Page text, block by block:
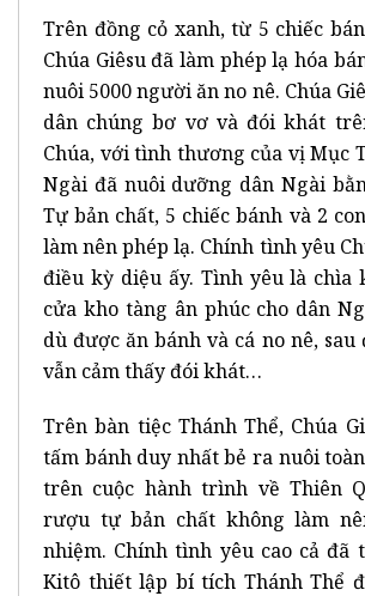
Trên đồng cỏ xanh, từ 5 chiếc
Chúa Giêsu đã làm phép lạ hóa
nuôi 5000 người ăn no nê. Chúa
dân chúng bơ vơ và đói khát
Chúa, với tình thương của vị Mục
Ngài đã nuôi dưỡng dân Ngài
Tự bản chất, 5 chiếc bánh và 2
làm nên phép lạ. Chính tình yêu
điều kỳ diệu ấy. Tình yêu là chìa
cửa kho tàng ân phúc cho dân
dù được ăn bánh và cá no nê, sau
vẫn cảm thấy đói khát…
Trên bàn tiệc Thánh Thể, Chúa
tấm bánh duy nhất bẻ ra nuôi
trên cuộc hành trình về Thiên
rượu tự bản chất không làm
nhiệm. Chính tình yêu cao cả đã
Kitô thiết lập bí tích Thánh Thể